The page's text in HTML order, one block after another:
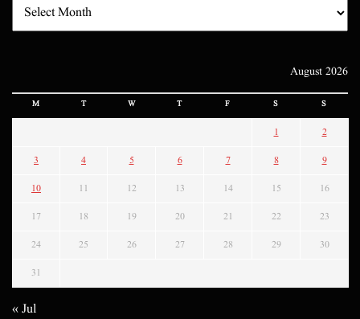
August 2026
M T W T F S S
1 2
3 4 5 6 7 8 9
10 11 12 13 14 15 16
17 18 19 20 21 22 23
24 25 26 27 28 29 30
31
« Jul